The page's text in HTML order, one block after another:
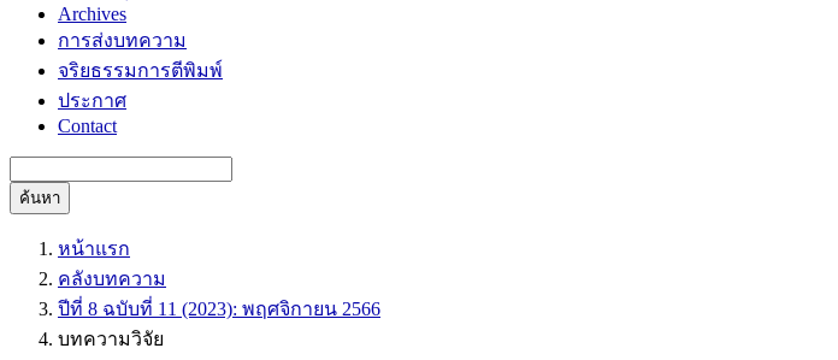
Archives
การส่งบทความ
จริยธรรมการตีพิมพ์
ประกาศ
Contact
ค้นหา
หน้าแรก
คลังบทความ
ปีที่ 8 ฉบับที่ 11 (2023): พฤศจิกายน 2566
บทความวิจัย